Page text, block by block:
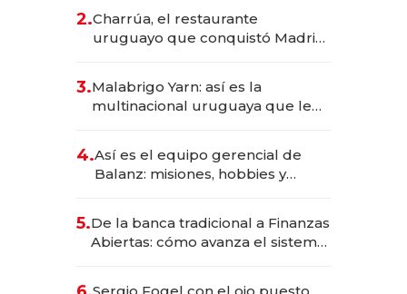
millones
2.Charrúa, el restaurante
uruguayo que conquistó Madrid:
anticipación y prepara apertura
3.Malabrigo Yarn: así es la
multinacional uruguaya que le
4.Así es el equipo gerencial de
Balanz: misiones, hobbies y
5.De la banca tradicional a Finanzas
Abiertas: cómo avanza el sistema